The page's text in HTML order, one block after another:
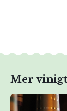
Mer